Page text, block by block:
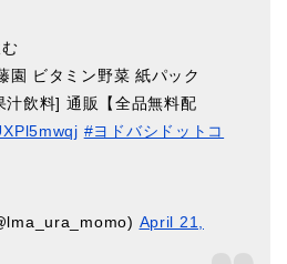
園 ビタミン野菜 紙パック
飲料] 通販【全品無料配
#ヨドバシドットコ
April 21,